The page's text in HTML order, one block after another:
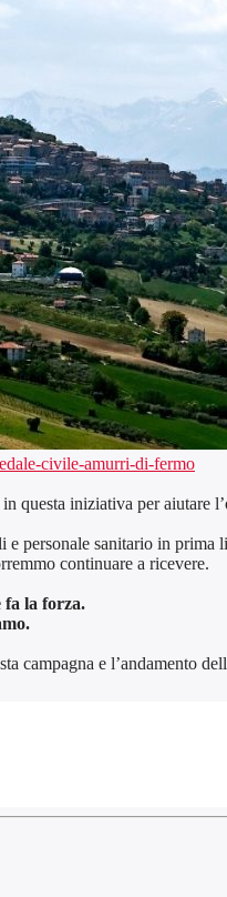
civile-amurri-di-fermo
questa iniziativa per aiutare
personale sanitario in
continuare a ricevere.
fa la forza.
campagna e l’andamento